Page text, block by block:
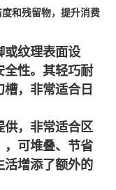
和残留物，提升消费
或纹理表面设
性。其轻巧耐
，非常适合日
，非常适合区
可堆叠、节省
增添了额外的